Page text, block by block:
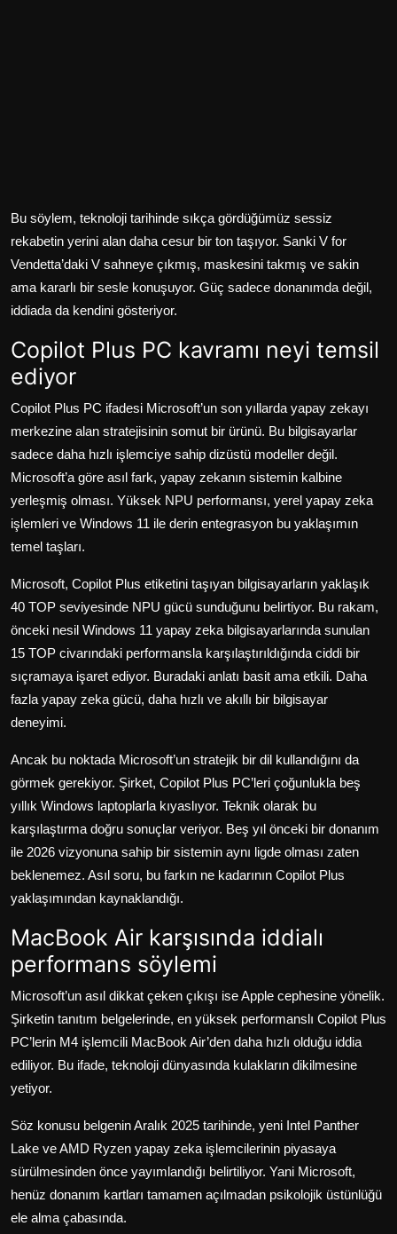
Bu söylem, teknoloji tarihinde sıkça gördüğümüz sessiz
rekabetin yerini alan daha cesur bir ton taşıyor. Sanki V for
Vendetta’daki V sahneye çıkmış, maskesini takmış ve sakin
ama kararlı bir sesle konuşuyor. Güç sadece donanımda değil,
iddiada da kendini gösteriyor.
Copilot Plus PC kavramı neyi temsil
ediyor
Copilot Plus PC ifadesi Microsoft’un son yıllarda yapay zekayı
merkezine alan stratejisinin somut bir ürünü. Bu bilgisayarlar
sadece daha hızlı işlemciye sahip dizüstü modeller değil.
Microsoft’a göre asıl fark, yapay zekanın sistemin kalbine
yerleşmiş olması. Yüksek NPU performansı, yerel yapay zeka
işlemleri ve Windows 11 ile derin entegrasyon bu yaklaşımın
temel taşları.
Microsoft, Copilot Plus etiketini taşıyan bilgisayarların yaklaşık
40 TOP seviyesinde NPU gücü sunduğunu belirtiyor. Bu rakam,
önceki nesil Windows 11 yapay zeka bilgisayarlarında sunulan
15 TOP civarındaki performansla karşılaştırıldığında ciddi bir
sıçramaya işaret ediyor. Buradaki anlatı basit ama etkili. Daha
fazla yapay zeka gücü, daha hızlı ve akıllı bir bilgisayar
deneyimi.
Ancak bu noktada Microsoft’un stratejik bir dil kullandığını da
görmek gerekiyor. Şirket, Copilot Plus PC’leri çoğunlukla beş
yıllık Windows laptoplarla kıyaslıyor. Teknik olarak bu
karşılaştırma doğru sonuçlar veriyor. Beş yıl önceki bir donanım
ile 2026 vizyonuna sahip bir sistemin aynı ligde olması zaten
beklenemez. Asıl soru, bu farkın ne kadarının Copilot Plus
yaklaşımından kaynaklandığı.
MacBook Air karşısında iddialı
performans söylemi
Microsoft’un asıl dikkat çeken çıkışı ise Apple cephesine yönelik.
Şirketin tanıtım belgelerinde, en yüksek performanslı Copilot Plus
PC’lerin M4 işlemcili MacBook Air’den daha hızlı olduğu iddia
ediliyor. Bu ifade, teknoloji dünyasında kulakların dikilmesine
yetiyor.
Söz konusu belgenin Aralık 2025 tarihinde, yeni Intel Panther
Lake ve AMD Ryzen yapay zeka işlemcilerinin piyasaya
sürülmesinden önce yayımlandığı belirtiliyor. Yani Microsoft,
henüz donanım kartları tamamen açılmadan psikolojik üstünlüğü
ele alma çabasında.